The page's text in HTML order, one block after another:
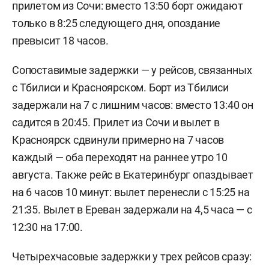
прилетом из Сочи: вместо 13:50 борт ожидают
только в 8:25 следующего дня, опоздание
превысит 18 часов.
Сопоставимые задержки — у рейсов, связанных
с Тбилиси и Красноярском. Борт из Тбилиси
задержали на 7 с лишним часов: вместо 13:40 он
садится в 20:45. Прилет из Сочи и вылет в
Красноярск сдвинули примерно на 7 часов
каждый — оба переходят на раннее утро 10
августа. Также рейс в Екатеринбург опаздывает
на 6 часов 10 минут: вылет перенесли с 15:25 на
21:35. Вылет в Ереван задержали на 4,5 часа — с
12:30 на 17:00.
Четырехчасовые задержки у трех рейсов сразу: